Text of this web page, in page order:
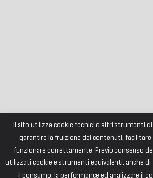
Il sito utilizza cookie tecnici o altri strumenti
garantire la fruizione dei contenuti, facilitare
funzionare correttamente. Previo consenso
utilizzati cookie e strumenti equivalenti, anche
il consumo, la performance ed analizzare il